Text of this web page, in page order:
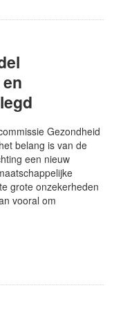
Gezondheid
belang is van de
een nieuw
grote onzekerheden
vooral om